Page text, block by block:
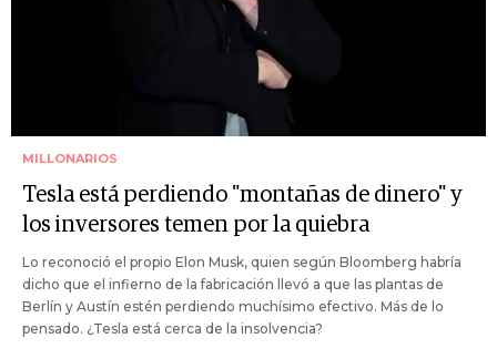
MILLONARIOS
Tesla está perdiendo "montañas de dinero" y
los inversores temen por la quiebra
Lo reconoció el propio Elon Musk, quien según Bloomberg habría
dicho que el infierno de la fabricación llevó a que las plantas de
Berlín y Austín estén perdiendo muchísimo efectivo. Más de lo
pensado. ¿Tesla está cerca de la insolvencia?